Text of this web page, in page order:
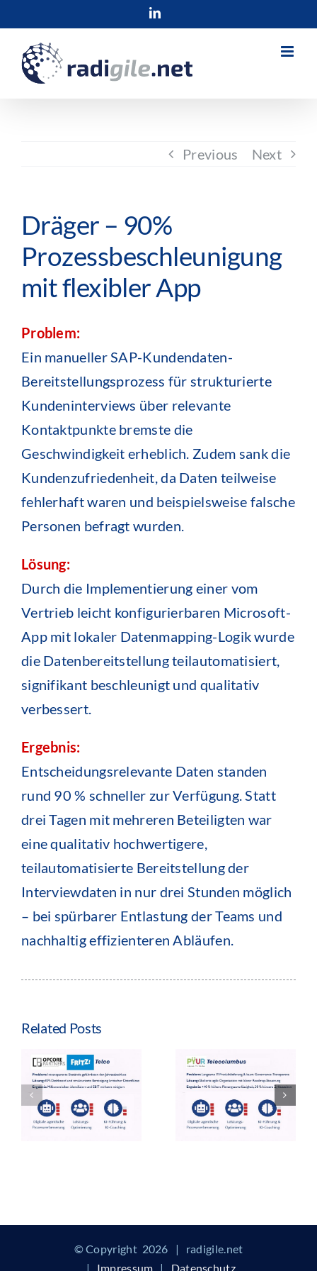
content
LinkedIn
Previous Next
Dräger – 90%
Prozessbeschleunigung
mit flexibler App
Problem:
Ein manueller SAP-Kundendaten-
Bereitstellungsprozess für strukturierte
Kundeninterviews über relevante
Kontaktpunkte bremste die
Geschwindigkeit erheblich. Zudem sank die
Kundenzufriedenheit, da Daten teilweise
fehlerhaft waren und beispielsweise falsche
Personen befragt wurden.
Lösung:
Durch die Implementierung einer vom
Vertrieb leicht konfigurierbaren Microsoft-
App mit lokaler Datenmapping-Logik wurde
die Datenbereitstellung teilautomatisiert,
signifikant beschleunigt und qualitativ
verbessert.
Ergebnis:
Entscheidungsrelevante Daten standen
rund 90 % schneller zur Verfügung. Statt
drei Tagen mit mehreren Beteiligten war
eine qualitativ hochwertigere,
teilautomatisierte Bereitstellung der
Interviewdaten in nur drei Stunden möglich
– bei spürbarer Entlastung der Teams und
nachhaltig effizienteren Abläufen.
Related Posts
© Copyright 2026 | radigile.net
| Impressum | Datenschutz